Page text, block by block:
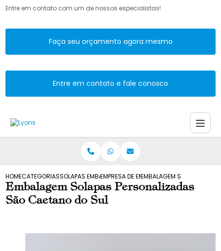
Entre em contato com um de nossos especialistas!
Faça seu orçamento agora mesmo
Entre em contato e fale conosco
HOMECATEGORIASSOLAPAS EMBALAGENSEMPRESA DE EMBALAGENS SOLAPA
EMBALAGEM SOLAPAS
Embalagem Solapas Personalizadas
São Caetano do Sul